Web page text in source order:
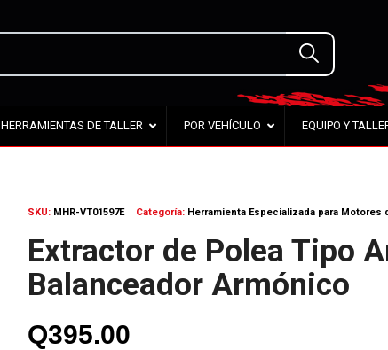
HERRAMIENTAS DE TALLER POR VEHÍCULO EQUIPO Y
SKU: MHR-VT01597E Categoría: Herramienta Especializada para Motores
Extractor de Polea Tipo
Balanceador Armónico
Q395.00